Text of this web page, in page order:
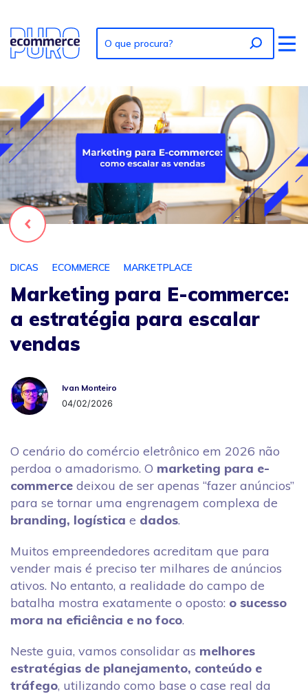
Foto: Marketing para E-commerce: a estratégia para
Voltar
DICAS ECOMMERCE MARKETPLACE
Marketing para E-commerce:
a estratégia para escalar
vendas
Ivan MonteiroIvan Monteiro
04/02/2026
O cenário do comércio eletrônico em 2026 não
perdoa o amadorismo. O marketing para e-
commerce deixou de ser apenas “fazer anúncios”
para se tornar uma engrenagem complexa de
branding, logística e dados.
Muitos empreendedores acreditam que para
vender mais é preciso ter milhares de anúncios
ativos. No entanto, a realidade do campo de
batalha mostra exatamente o oposto: o sucesso
mora na eficiência e no foco.
Neste guia, vamos consolidar as melhores
estratégias de planejamento, conteúdo e
tráfego, utilizando como base o case real da